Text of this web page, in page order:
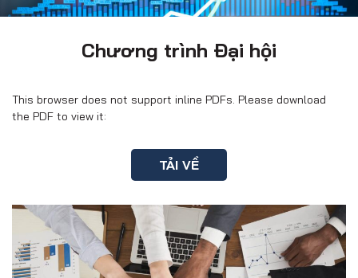
Chương trình Đại hội
This browser does not support inline PDFs. Please download
the PDF to view it:
TẢI VỀ